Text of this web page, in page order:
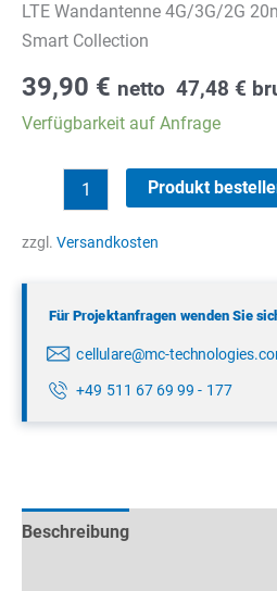
LTE Wandantenne 4G/3G/2G
Smart Collection
39,90 € netto 47,48 €
Verfügbarkeit auf Anfrage
Wandantenne
Menge
Produkt
zzgl. Versandkosten
Für Projektanfragen wenden Sie
cellulare@mc-
+49 511 67 69 99 - 177
Beschreibung